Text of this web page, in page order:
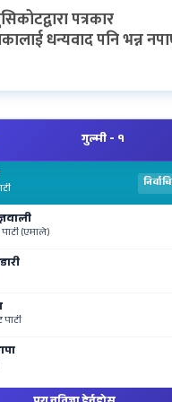
पत्रकार
धन्यवाद पनि भन्न